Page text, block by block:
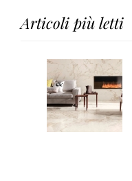
Articoli più letti